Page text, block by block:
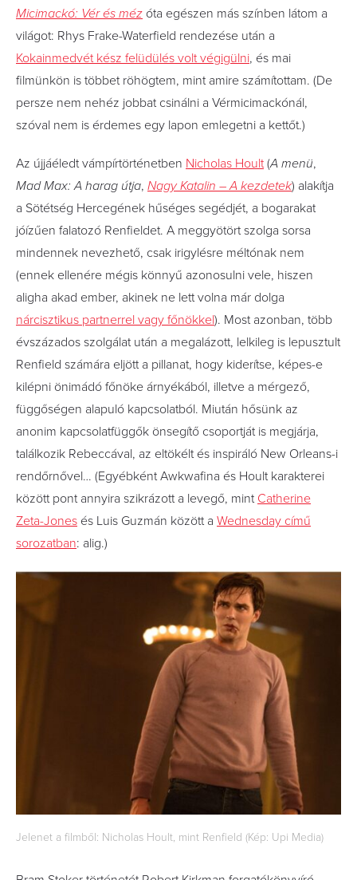
Micimackó: Vér és méz óta egészen más színben látom a
világot: Rhys Frake-Waterfield rendezése után a
Kokainmedvét kész felüdülés volt végigülni, és mai
filmünkön is többet röhögtem, mint amire számítottam. (De
persze nem nehéz jobbat csinálni a Vérmicimackónál,
szóval nem is érdemes egy lapon emlegetni a kettőt.)
Az újjáéledt vámpírtörténetben Nicholas Hoult(A menü,
Mad Max: A harag útja, Nagy Katalin – A kezdetek) alakítja
a Sötétség Hercegének hűséges segédjét, a bogarakat
jóízűen falatozó Renfieldet. A meggyötört szolga sorsa
mindennek nevezhető, csak irigylésre méltónak nem
(ennek ellenére mégis könnyű azonosulni vele, hiszen
aligha akad ember, akinek ne lett volna már dolga
nárcisztikus partnerrel vagy főnökkel). Most azonban, több
évszázados szolgálat után a megalázott, lelkileg is lepusztult
Renfield számára eljött a pillanat, hogy kiderítse, képes-e
kilépni önimádó főnöke árnyékából, illetve a mérgező,
függőségen alapuló kapcsolatból. Miután hősünk az
anonim kapcsolatfüggők önsegítő csoportját is megjárja,
találkozik Rebeccával, az eltökélt és inspiráló New Orleans-i
rendőrnővel… (Egyébként Awkwafina és Hoult karakterei
között pont annyira szikrázott a levegő, mint Catherine
Zeta-Jones és Luis Guzmán között a Wednesday című
sorozatban: alig.)
Jelenet a filmből: Nicholas Hoult, mint Renfield (Kép: Upi Media)